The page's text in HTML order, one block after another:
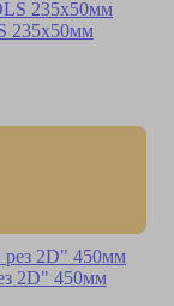
235х50мм
2D" 450мм